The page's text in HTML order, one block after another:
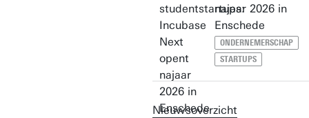
najaar 2026 in
Enschede
ONDERNEMERSCHAP
STARTUPS
Nieuwsoverzicht